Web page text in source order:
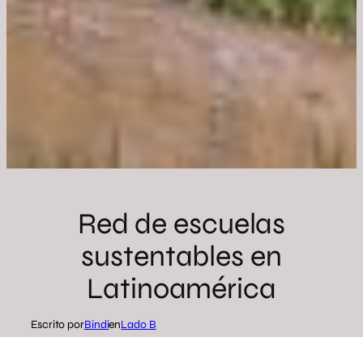
Red de escuelas
sustentables en
Latinoamérica
Escrito porBindienLado B